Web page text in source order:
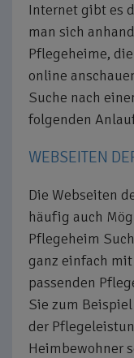
Internet gibt es
man sich
Pflegeheime,
online
Suche nach
folgenden
WEBSEITEN
Die Webseiten
häufig auch
Pflegeheim
ganz einfach mit
passenden
Sie zum
der
Heimbewohner